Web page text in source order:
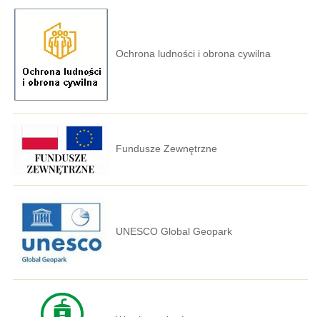
Ochrona ludności i obrona cywilna
Fundusze Zewnętrzne
UNESCO Global Geopark